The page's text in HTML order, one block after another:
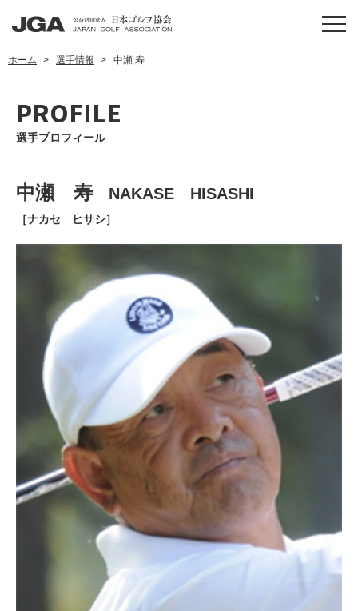
ホーム 選手情報 中瀬 寿
PROFILE
選手プロフィール
中瀬 寿 NAKASE HISASHI
［ナカセ ヒサシ］